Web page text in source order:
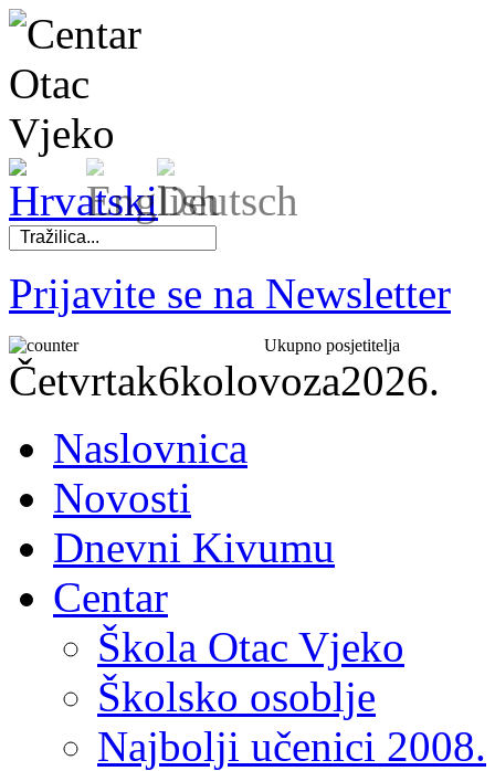
Prijavite se na Newsletter
Ukupno posjetitelja
Četvrtak6kolovoza2026.
Naslovnica
Novosti
Dnevni Kivumu
Centar
Škola Otac Vjeko
Školsko osoblje
Najbolji učenici 2008.